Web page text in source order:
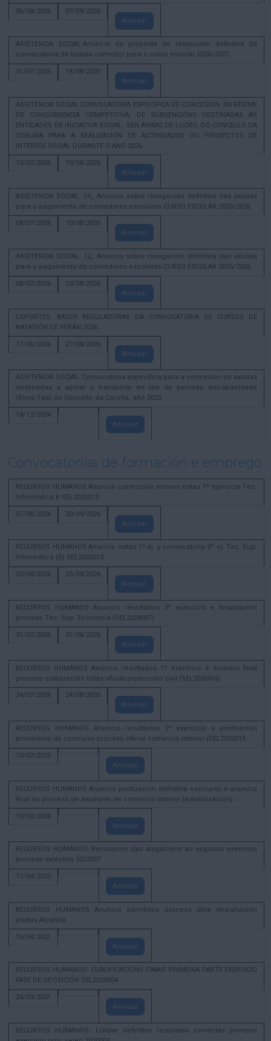
06/08/2026
07/09/2026
Amosar
ASISTENCIA SOCIAL.Anuncio da proposta de resolución definitiva dá
convocatoria de bolsas comedor para o curso escolar 2026/2027.
31/07/2026
14/08/2026
Amosar
ASISTENCIA SOCIAL CONVOCATORIA ESPECÍFICA DE CONCESIÓN, EN RÉXIME
DE CONCORRENCIA COMPETITIVA, DE SUBVENCIÓNS DESTINADAS ÁS
ENTIDADES DE INICIATIVA SOCIAL, SEN ÁNIMO DE LUCRO, DO CONCELLO DA
CORUÑA PARA A REALIZACIÓN DE ACTIVIDADES OU PROXECTOS DE
INTERESE SOCIAL DURANTE O ANO 2026
10/07/2026
10/08/2026
Amosar
ASISTENCIA SOCIAL. 14_ Anuncio sobre revogación definitiva das axudas
para o pagamento de comedores escolares CURSO ESCOLAR 2025/2026
08/07/2026
10/08/2026
Amosar
ASISTENCIA SOCIAL. 12_ Anuncio sobre revogación definitiva das axudas
para o pagamento de comedores escolares CURSO ESCOLAR 2025/2026
08/07/2026
10/08/2026
Amosar
DEPORTES. BASES REGULADORAS DA CONVOCATORIA DE CURSOS DE
NATACIÓN DE VERÁN 2026
17/06/2026
27/08/2026
Amosar
ASISTENCIA SOCIAL. Convocatoria específica para a concesión de axudas
destinadas a apoiar o transporte en taxi de persoas discapacidade
(Bono-Taxi) do Concello da Coruña, año 2025
18/12/2024
Amosar
Convocatorias de formación e emprego
RECURSOS HUMANOS Anuncio corrección errores notas 1º ejercicio Tec.
Informatica B SEL2025013
07/08/2026
30/09/2026
Amosar
RECURSOS HUMANOS Anuncio notas 1º ej. y convocatoria 2º ej. Tec. Sup.
Informática (B) SEL2025013
03/08/2026
25/09/2026
Amosar
RECURSOS HUMANOS Anuncio resultados 3º exercicio e finalización
proceso Tec. Sup. Economía (SEL2024007)
31/07/2026
31/08/2026
Amosar
RECURSOS HUMANOS Anuncio resultados 1º exercicio e anuncio final
proceso elaboración listas oficial protección civil (SEL2026016)
24/07/2026
24/08/2026
Amosar
RECURSOS HUMANOS Anuncio resultados 2º exercicio e puntuación
provisional de concurso proceso oficial comercio interior (SEL2023015
10/07/2025
Amosar
RECURSOS HUMANOS Anuncio puntuación definitiva concurso e anuncio
final do proceso de axudante de comercio interior (estabilización)
19/02/2024
Amosar
RECURSOS HUMANOS- Resolución das alegacións ao segundo exercicio
proceso selectivo 2022007
17/04/2023
Amosar
RECURSOS HUMANOS Anuncio admitidos proceso libre designación
postos Alcaldía
16/04/2021
Amosar
RECURSOS HUMANOS- CUALIFICACIÓNS FINAIS PRIMEIRA PARTE EXERCICIO
FASE DE OPOSICIÓN SEL2020004
24/03/2021
Amosar
RECURSOS HUMANOS- Listaxe definitiva respostas correctas primeiro